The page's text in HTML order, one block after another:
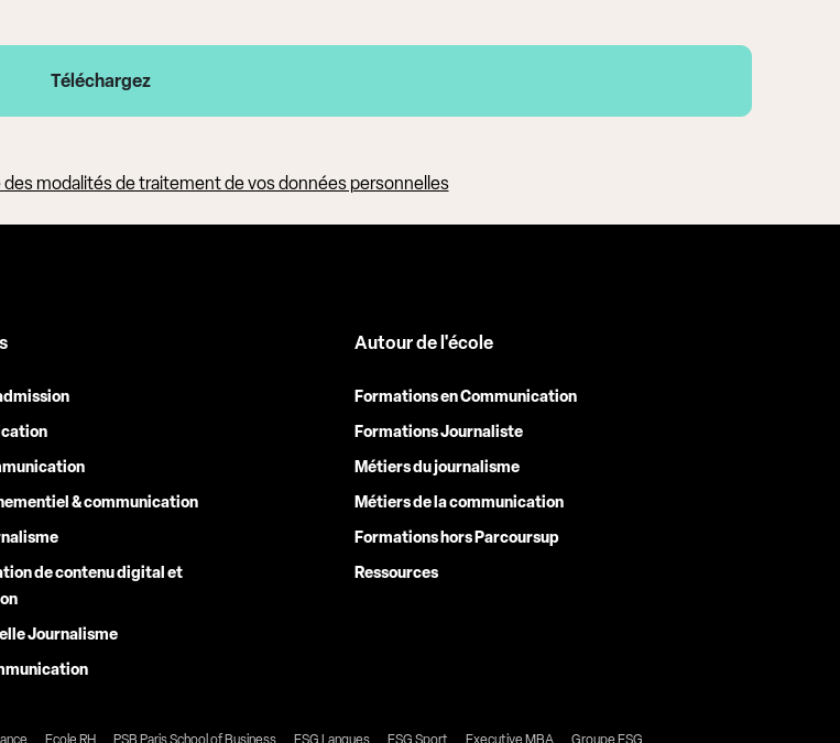
modalités de traitement de vos données personnelles
& communication
de contenu digital et
Journalisme
Autour de l'école
Formations en Communication
Formations Journaliste
Métiers du journalisme
Métiers de la communication
Formations hors Parcoursup
Ressources